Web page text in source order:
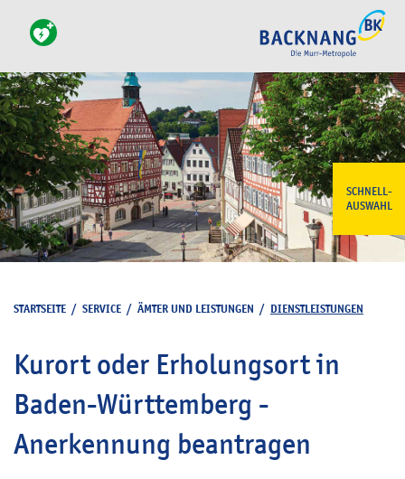
SCHNELL-
AUSWAHL
STARTSEITE / SERVICE / ÄMTER UND LEISTUNGEN / DIENSTLEISTUNGEN
Kurort oder Erholungsort in
Baden-Württemberg -
Anerkennung beantragen